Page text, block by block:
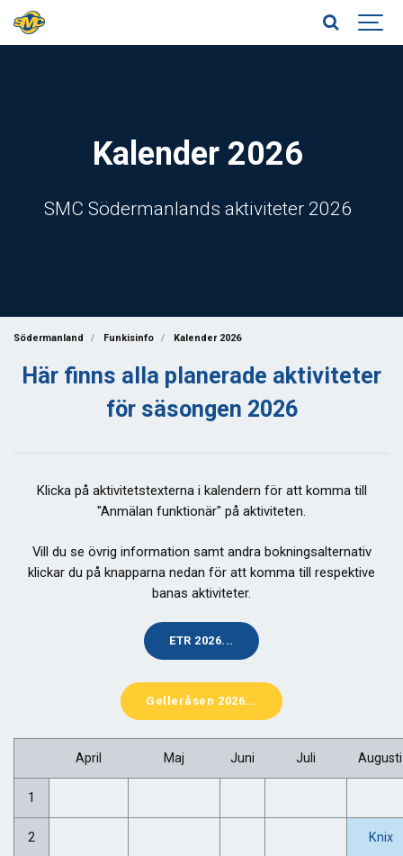
Kalender 2026
SMC Södermanlands aktiviteter 2026
Södermanland Funkisinfo Kalender 2026
Här finns alla planerade aktiviteter
för säsongen 2026
Klicka på aktivitetstexterna i kalendern för att komma till
"Anmälan funktionär" på aktiviteten.
Vill du se övrig information samt andra bokningsalternativ
klickar du på knapparna nedan för att komma till respektive
banas aktiviteter.
ETR 2026...
Gelleråsen 2026...
April Maj Juni Juli Augusti
1
2 Knix